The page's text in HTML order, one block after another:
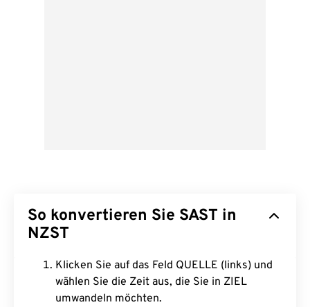
So konvertieren Sie SAST in
NZST
Klicken Sie auf das Feld QUELLE (links) und
wählen Sie die Zeit aus, die Sie in ZIEL
umwandeln möchten.